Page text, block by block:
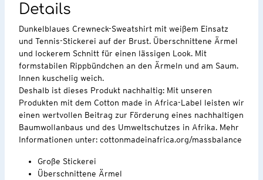
Details
Dunkelblaues Crewneck-Sweatshirt mit weißem Einsatz
und Tennis-Stickerei auf der Brust. Überschnittene Ärmel
und lockerem Schnitt für einen lässigen Look. Mit
formstabilen Rippbündchen an den Ärmeln und am Saum.
Innen kuschelig weich.
Deshalb ist dieses Produkt nachhaltig: Mit unseren
Produkten mit dem Cotton made in Africa-Label leisten wir
einen wertvollen Beitrag zur Förderung eines nachhaltigen
Baumwollanbaus und des Umweltschutzes in Afrika. Mehr
Informationen unter: cottonmadeinafrica.org/massbalance
Große Stickerei
Überschnittene Ärmel